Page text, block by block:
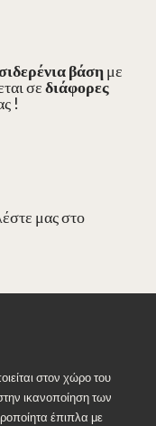
βάσημε
σεδιάφορες
!
μας στο
στον χώρο του
ικανοποίηση των
έπιπλα με